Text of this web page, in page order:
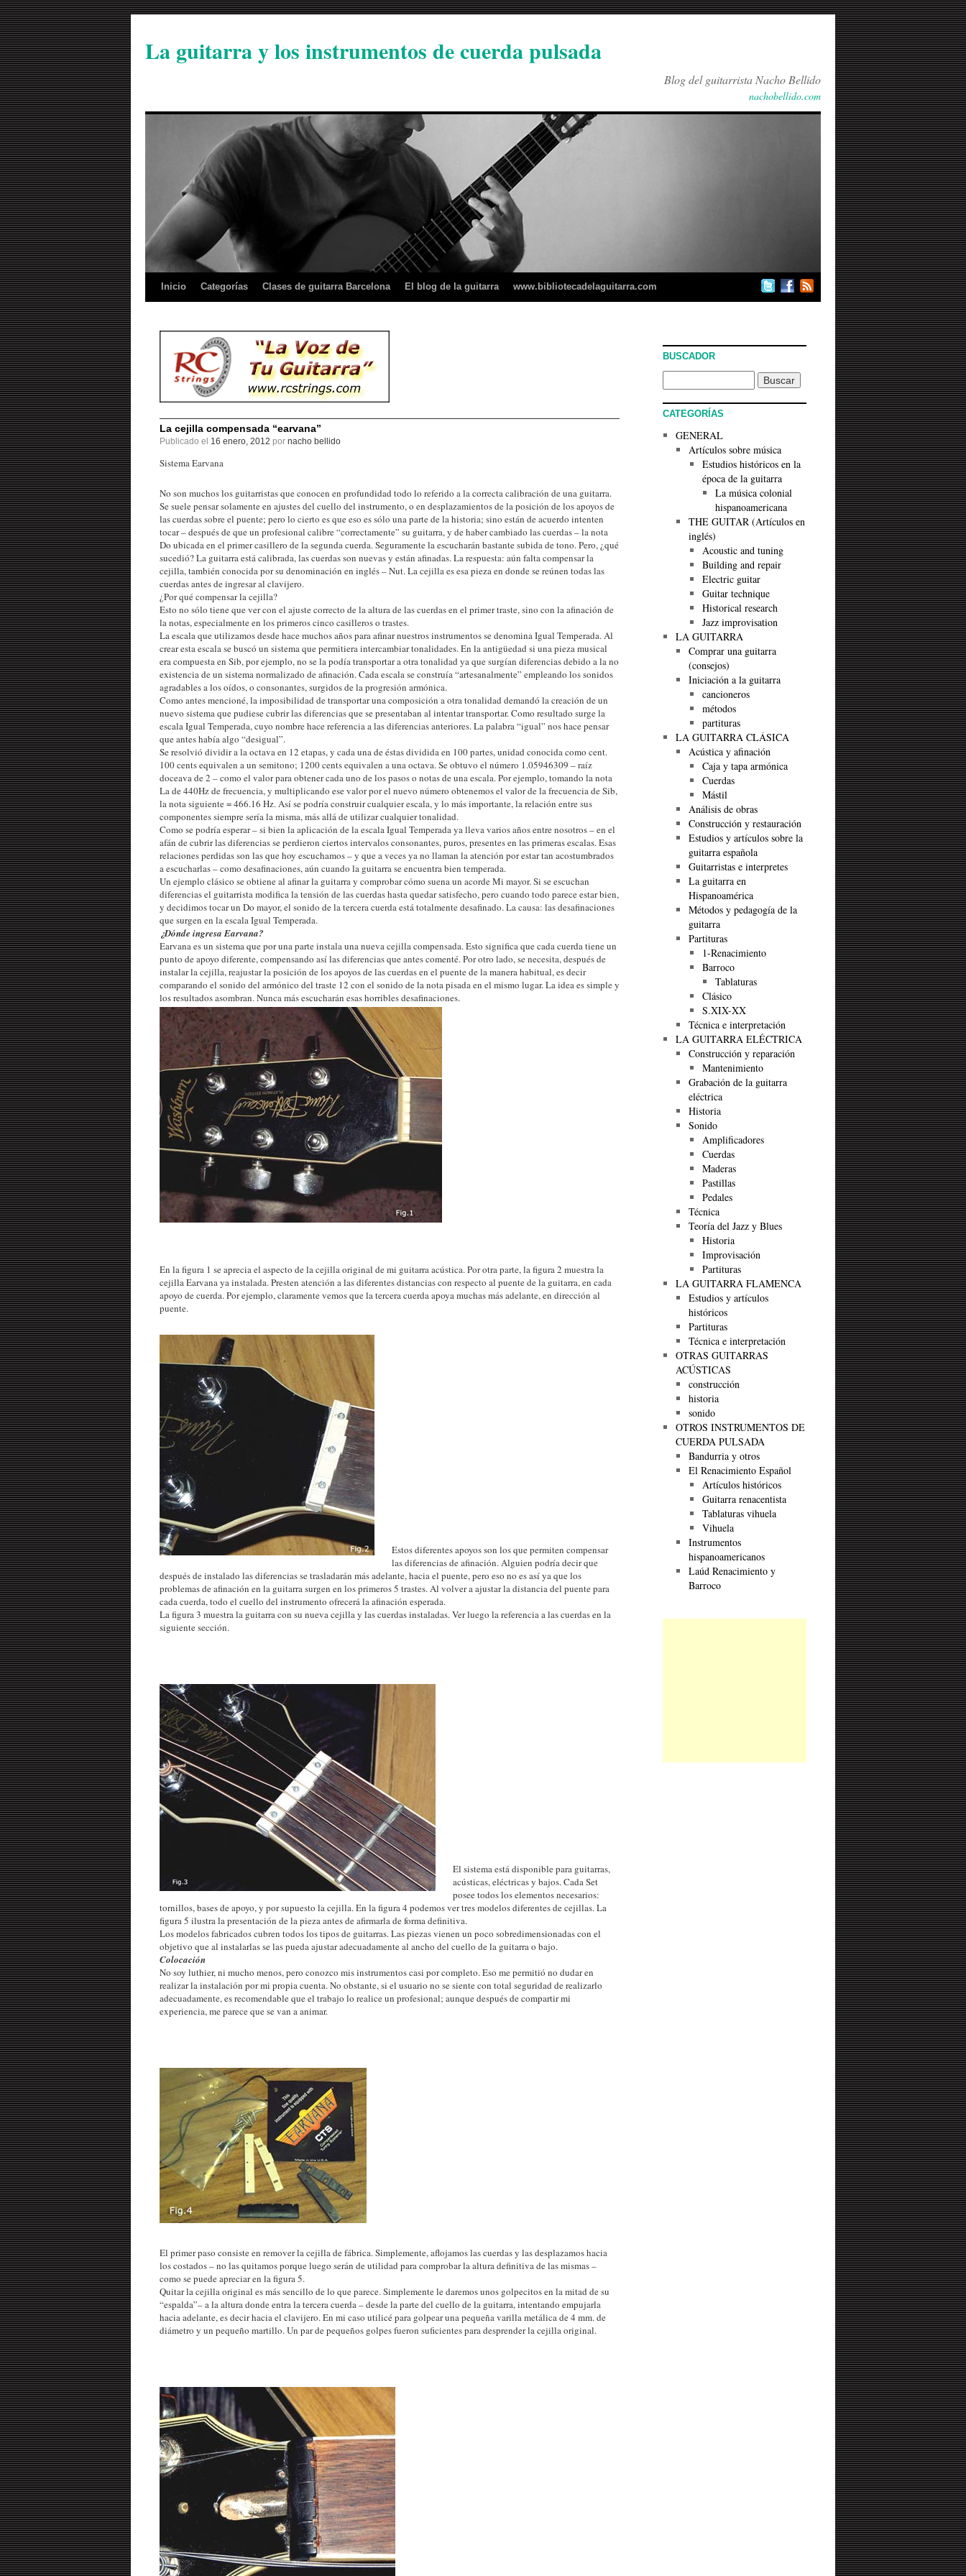
La guitarra y los instrumentos de cuerda pulsada
Blog del guitarrista Nacho Bellido
nachobellido.com
Inicio Categorías Clases de guitarra Barcelona El blog de la guitarra www.bibliotecadelaguitarra.com
La cejilla compensada “earvana”
Publicado el 16 enero, 2012 por nacho bellido
Sistema Earvana
No son muchos los guitarristas que conocen en profundidad todo lo referido a la correcta calibración de una guitarra.
Se suele pensar solamente en ajustes del cuello del instrumento, o en desplazamientos de la posición de los apoyos de
las cuerdas sobre el puente; pero lo cierto es que eso es sólo una parte de la historia; sino están de acuerdo intenten
tocar – después de que un profesional calibre “correctamente” su guitarra, y de haber cambiado las cuerdas – la nota
Do ubicada en el primer casillero de la segunda cuerda. Seguramente la escucharán bastante subida de tono. Pero, ¿qué
sucedió? La guitarra está calibrada, las cuerdas son nuevas y están afinadas. La respuesta: aún falta compensar la
cejilla, también conocida por su denominación en inglés – Nut. La cejilla es esa pieza en donde se reúnen todas las
cuerdas antes de ingresar al clavijero.
¿Por qué compensar la cejilla?
Esto no sólo tiene que ver con el ajuste correcto de la altura de las cuerdas en el primer traste, sino con la afinación de
la notas, especialmente en los primeros cinco casilleros o trastes.
La escala que utilizamos desde hace muchos años para afinar nuestros instrumentos se denomina Igual Temperada. Al
crear esta escala se buscó un sistema que permitiera intercambiar tonalidades. En la antigüedad si una pieza musical
era compuesta en Sib, por ejemplo, no se la podía transportar a otra tonalidad ya que surgían diferencias debido a la no
existencia de un sistema normalizado de afinación. Cada escala se construía “artesanalmente” empleando los sonidos
agradables a los oídos, o consonantes, surgidos de la progresión armónica.
Como antes mencioné, la imposibilidad de transportar una composición a otra tonalidad demandó la creación de un
nuevo sistema que pudiese cubrir las diferencias que se presentaban al intentar transportar. Como resultado surge la
escala Igual Temperada, cuyo nombre hace referencia a las diferencias anteriores. La palabra “igual” nos hace pensar
que antes había algo “desigual”.
Se resolvió dividir a la octava en 12 etapas, y cada una de éstas dividida en 100 partes, unidad conocida como cent.
100 cents equivalen a un semitono; 1200 cents equivalen a una octava. Se obtuvo el número 1.05946309 – raíz
doceava de 2 – como el valor para obtener cada uno de los pasos o notas de una escala. Por ejemplo, tomando la nota
La de 440Hz de frecuencia, y multiplicando ese valor por el nuevo número obtenemos el valor de la frecuencia de Sib,
la nota siguiente = 466.16 Hz. Así se podría construir cualquier escala, y lo más importante, la relación entre sus
componentes siempre sería la misma, más allá de utilizar cualquier tonalidad.
Como se podría esperar – si bien la aplicación de la escala Igual Temperada ya lleva varios años entre nosotros – en el
afán de cubrir las diferencias se perdieron ciertos intervalos consonantes, puros, presentes en las primeras escalas. Esas
relaciones perdidas son las que hoy escuchamos – y que a veces ya no llaman la atención por estar tan acostumbrados
a escucharlas – como desafinaciones, aún cuando la guitarra se encuentra bien temperada.
Un ejemplo clásico se obtiene al afinar la guitarra y comprobar cómo suena un acorde Mi mayor. Si se escuchan
diferencias el guitarrista modifica la tensión de las cuerdas hasta quedar satisfecho, pero cuando todo parece estar bien,
y decidimos tocar un Do mayor, el sonido de la tercera cuerda está totalmente desafinado. La causa: las desafinaciones
que surgen en la escala Igual Temperada.
¿Dónde ingresa Earvana?
Earvana es un sistema que por una parte instala una nueva cejilla compensada. Esto significa que cada cuerda tiene un
punto de apoyo diferente, compensando así las diferencias que antes comenté. Por otro lado, se necesita, después de
instalar la cejilla, reajustar la posición de los apoyos de las cuerdas en el puente de la manera habitual, es decir
comparando el sonido del armónico del traste 12 con el sonido de la nota pisada en el mismo lugar. La idea es simple y
los resultados asombran. Nunca más escucharán esas horribles desafinaciones.
En la figura 1 se aprecia el aspecto de la cejilla original de mi guitarra acústica. Por otra parte, la figura 2 muestra la
cejilla Earvana ya instalada. Presten atención a las diferentes distancias con respecto al puente de la guitarra, en cada
apoyo de cuerda. Por ejemplo, claramente vemos que la tercera cuerda apoya muchas más adelante, en dirección al
puente.
Estos diferentes apoyos son los que permiten compensar
las diferencias de afinación. Alguien podría decir que
después de instalado las diferencias se trasladarán más adelante, hacia el puente, pero eso no es así ya que los
problemas de afinación en la guitarra surgen en los primeros 5 trastes. Al volver a ajustar la distancia del puente para
cada cuerda, todo el cuello del instrumento ofrecerá la afinación esperada.
La figura 3 muestra la guitarra con su nueva cejilla y las cuerdas instaladas. Ver luego la referencia a las cuerdas en la
siguiente sección.
El sistema está disponible para guitarras,
acústicas, eléctricas y bajos. Cada Set
posee todos los elementos necesarios:
tornillos, bases de apoyo, y por supuesto la cejilla. En la figura 4 podemos ver tres modelos diferentes de cejillas. La
figura 5 ilustra la presentación de la pieza antes de afirmarla de forma definitiva.
Los modelos fabricados cubren todos los tipos de guitarras. Las piezas vienen un poco sobredimensionadas con el
objetivo que al instalarlas se las pueda ajustar adecuadamente al ancho del cuello de la guitarra o bajo.
Colocación
No soy luthier, ni mucho menos, pero conozco mis instrumentos casi por completo. Eso me permitió no dudar en
realizar la instalación por mi propia cuenta. No obstante, si el usuario no se siente con total seguridad de realizarlo
adecuadamente, es recomendable que el trabajo lo realice un profesional; aunque después de compartir mi
experiencia, me parece que se van a animar.
El primer paso consiste en remover la cejilla de fábrica. Simplemente, aflojamos las cuerdas y las desplazamos hacia
los costados – no las quitamos porque luego serán de utilidad para comprobar la altura definitiva de las mismas –
como se puede apreciar en la figura 5.
Quitar la cejilla original es más sencillo de lo que parece. Simplemente le daremos unos golpecitos en la mitad de su
“espalda”– a la altura donde entra la tercera cuerda – desde la parte del cuello de la guitarra, intentando empujarla
hacia adelante, es decir hacia el clavijero. En mi caso utilicé para golpear una pequeña varilla metálica de 4 mm. de
diámetro y un pequeño martillo. Un par de pequeños golpes fueron suficientes para desprender la cejilla original.
BUSCADOR
CATEGORÍAS
GENERAL
Artículos sobre música
Estudios históricos en la
época de la guitarra
La música colonial
hispanoamericana
THE GUITAR (Artículos en
inglés)
Acoustic and tuning
Building and repair
Electric guitar
Guitar technique
Historical research
Jazz improvisation
LA GUITARRA
Comprar una guitarra
(consejos)
Iniciación a la guitarra
cancioneros
métodos
partituras
LA GUITARRA CLÁSICA
Acústica y afinación
Caja y tapa armónica
Cuerdas
Mástil
Análisis de obras
Construcción y restauración
Estudios y artículos sobre la
guitarra española
Guitarristas e interpretes
La guitarra en
Hispanoamérica
Métodos y pedagogía de la
guitarra
Partituras
1-Renacimiento
Barroco
Tablaturas
Clásico
S.XIX-XX
Técnica e interpretación
LA GUITARRA ELÉCTRICA
Construcción y reparación
Mantenimiento
Grabación de la guitarra
eléctrica
Historia
Sonido
Amplificadores
Cuerdas
Maderas
Pastillas
Pedales
Técnica
Teoría del Jazz y Blues
Historia
Improvisación
Partituras
LA GUITARRA FLAMENCA
Estudios y artículos
históricos
Partituras
Técnica e interpretación
OTRAS GUITARRAS
ACÚSTICAS
construcción
historia
sonido
OTROS INSTRUMENTOS DE
CUERDA PULSADA
Bandurria y otros
El Renacimiento Español
Artículos históricos
Guitarra renacentista
Tablaturas vihuela
Vihuela
Instrumentos
hispanoamericanos
Laúd Renacimiento y
Barroco